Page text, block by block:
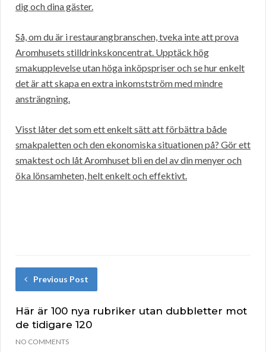
dig och dina gäster.
Så, om du är i restaurangbranschen, tveka inte att prova
Aromhusets stilldrinkskoncentrat. Upptäck hög
smakupplevelse utan höga inköpspriser och se hur enkelt
det är att skapa en extra inkomstström med mindre
ansträngning.
Visst låter det som ett enkelt sätt att förbättra både
smakpaletten och den ekonomiska situationen på? Gör ett
smaktest och låt Aromhuset bli en del av din menyer och
öka lönsamheten, helt enkelt och effektivt.
Previous Post
Här är 100 nya rubriker utan dubbletter mot
de tidigare 120
NO COMMENTS